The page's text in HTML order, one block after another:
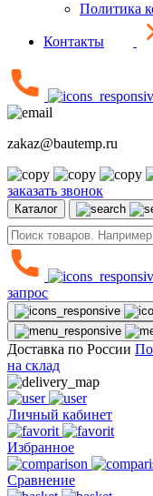
Политика
Контакты
zakaz@bautemp.ru
заказать звонок
Каталог
запрос
Доставка по России
на склад
Личный кабинет
Избранное
Сравнение